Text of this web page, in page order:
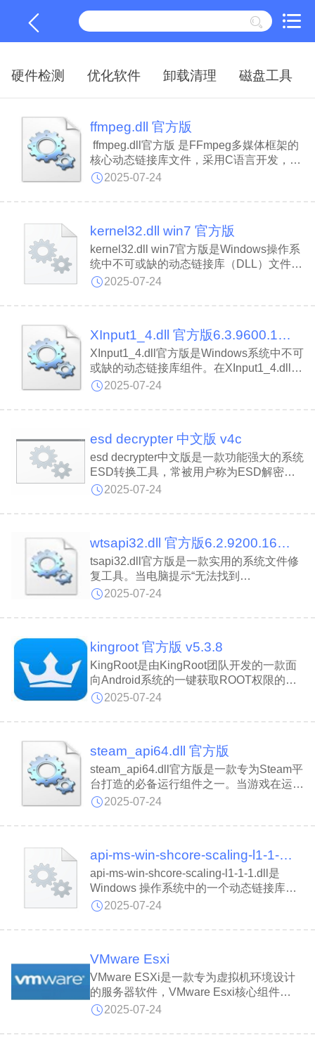
硬件检测 优化软件 卸载清理 磁盘工具
ffmpeg.dll 官方版
ffmpeg.dll官方版 是FFmpeg多媒体框架的
核心动态链接库文件，采用C语言开发，专
门负责音视频文件的处理工作。ffmpeg.dll
FFmpeg库的能力，全面支持音视频文件的
多项功能。
2025-07-24
kernel32.dll win7 官方版
kernel32.dll win7官方版是Windows操作系
统中不可或缺的动态链接库（DLL）文件，
属于内核级文件，负责管理系统多项核心功
致系统或应用程序运行异常，并弹出相关错
电脑出现此类错误时，它可帮助您快速修复
问题。
2025-07-24
XInput1_4.dll 官方版6.3.9600.16384
XInput1_4.dll官方版是Windows系统中不可
或缺的动态链接库组件。在XInput1_4.dll
中，当系统缺失该文件时，可能导致游戏及
决。XInput1_4.dll能有效修复系统提示“丢
错误。
2025-07-24
esd decrypter 中文版 v4c
esd decrypter中文版是一款功能强大的系统
ESD转换工具，常被用户称为ESD解密
器。esd decrypter工具具备极快的转换速
WIM或ISO格式。esd decrypter操作界面简
用户参考并按步骤完成操作。
2025-07-24
wtsapi32.dll 官方版6.2.9200.16384
tsapi32.dll官方版是一款实用的系统文件修
复工具。当电脑提示“无法找到
wtsapi32.dll”或“计算机缺少wtsapi32.dll”等
复。使用方法为将“wtsapi32.dll”文件复制到
C:\Windows\System32，64位系统为
C:\Windows\SysWOW64。
2025-07-24
kingroot 官方版 v5.3.8
KingRoot是由KingRoot团队开发的一款面
向Android系统的一键获取ROOT权限的工
具，以其便捷的一键Root功能与广泛的设
星、HTC、中兴等多个品牌的多种机型，
统。KingRoot不仅具备高成功率的Root能
力，还内置了Root核心防护引擎，保障操
作过程的安全可靠。
2025-07-24
steam_api64.dll 官方版
steam_api64.dll官方版是一款专为Steam平
台打造的必备运行组件之一。当游戏在运行
过程在出现“找不到steam_api64.dll”或
装该文件来解决。steam_api64.dll文件体
用于各个模块。
2025-07-24
api-ms-win-shcore-scaling-l1-1-1.dll 官方版
api-ms-win-shcore-scaling-l1-1-1.dll是
Windows 操作系统中的一个动态链接库
（DLL）文件，api-ms-win-shcore-scaling-
若该文件丢失或损坏，可能导致系统或应用
通过本站提供的 api-ms-win-shcore-
scaling-l1-1-1.dll 文件快速修复此错误。
2025-07-24
VMware Esxi
VMware ESXi是一款专为虚拟机环境设计
的服务器软件，VMware Esxi核心组件
ESXi能够构建资源池，统一管理计算、网
2025-07-24